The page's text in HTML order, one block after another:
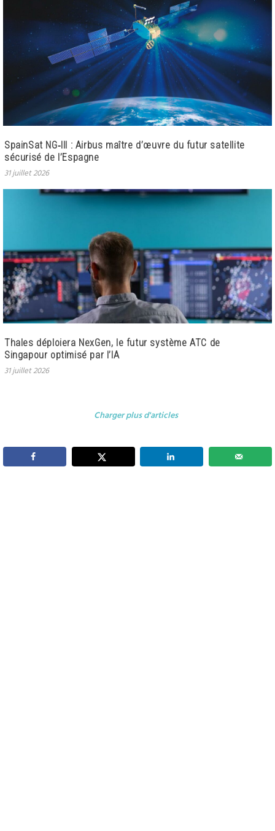
SpainSat NG‑III : Airbus maître d’œuvre du futur satellite
sécurisé de l’Espagne
31 juillet 2026
Thales déploiera NexGen, le futur système ATC de
Singapour optimisé par l’IA
31 juillet 2026
Charger plus d'articles